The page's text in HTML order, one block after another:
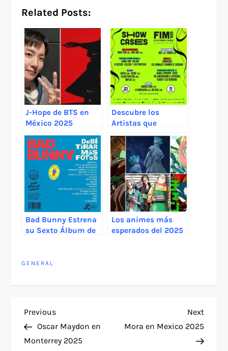
Related Posts:
J-Hope de BTS en
México 2025
Descubre los
Artistas que
Brillarán en FIM GDL
2025
Bad Bunny Estrena
su Sexto Álbum de
Los animes más
esperados del 2025
GENERAL
P
o
Previous
Post
Previous
Oscar Maydon en
Monterrey 2025
Next
Post
Next
Mora en Mexico 2025